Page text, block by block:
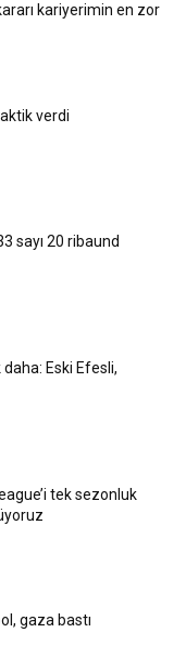
kariyerimin en zor
verdi
sayı 20 ribaund
daha: Eski Efesli,
tek sezonluk
gaza bastı